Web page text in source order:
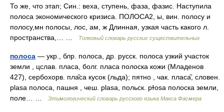
То же, что этап; Син.: веха, ступень, фаза, фазис. Наступила
полоса экономического кризиса. ПОЛОСА2, ы, вин. полосу и
полосу,мн полосы, лос, ам, ж Длинная, узкая часть какого л.
пространства,… …
Толковый словарь русских существительных
полоса — укр., блр. полоса, др. русск. полоса узкий участок
земли , цслав. пласа, болг. пласа полоска кожи (Младенов
427), сербохорв. пла̏са кусок (льда); пятно , чак. пласа̏, словен.
plasa полоса, пашня , чеш. рlаsа, польск. рɫоsа полоска земли,
поле… …
Этимологический словарь русского языка Макса Фасмера